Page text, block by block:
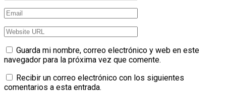
Guarda mi nombre, correo electrónico y web en este
navegador para la próxima vez que comente.
Recibir un correo electrónico con los siguientes
comentarios a esta entrada.